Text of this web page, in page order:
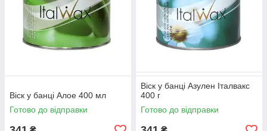
Віск у банці Алое 400 мл
Готово до відправки
Віск у банці Азулен Італвакс
400 г
Готово до відправки